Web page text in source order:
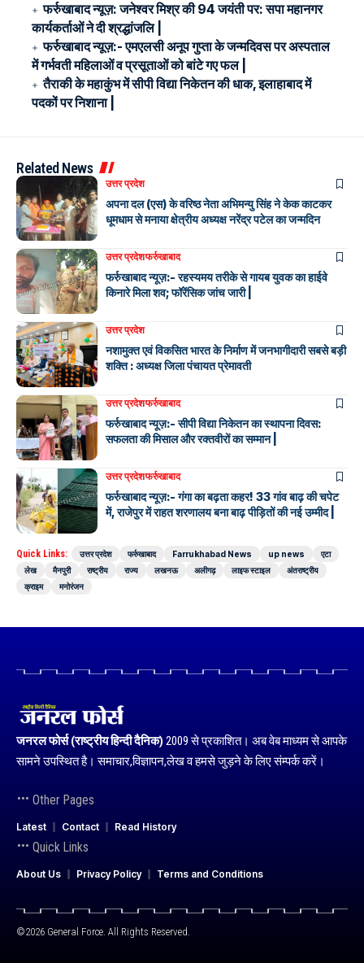
फर्रुखाबाद न्यूज़: जनेश्वर मिश्र की 94 जयंती पर: सपा महानगर
कार्यकर्ताओं ने दी श्रद्धांजलि |
फर्रुखाबाद न्यूज़:- एमएलसी अनूप गुप्ता के जन्मदिवस पर अस्पताल
में गर्भवती महिलाओं व प्रसूताओं को बांटे गए फल |
तैराकी के महाकुंभ में सीपी विद्या निकेतन की धाक, इलाहाबाद में
पदकों पर निशाना |
Related News
उत्तर प्रदेश
अपना दल (एस) के वरिष्ठ नेता अभिमन्यु सिंह ने केक काटकर
धूमधाम से मनाया क्षेत्रीय अध्यक्ष नरेंद्र पटेल का जन्मदिन
उत्तर प्रदेशफर्रुखाबाद
फर्रुखाबाद न्यूज़:- रहस्यमय तरीके से गायब युवक का हाईवे
किनारे मिला शव; फॉरेंसिक जांच जारी |
उत्तर प्रदेश
नशामुक्त एवं विकसित भारत के निर्माण में जनभागीदारी सबसे बड़ी
शक्ति : अध्यक्ष जिला पंचायत प्रेमावती
उत्तर प्रदेशफर्रुखाबाद
फर्रुखाबाद न्यूज़:- सीपी विद्या निकेतन का स्थापना दिवस:
सफलता की मिसाल और रक्तवीरों का सम्मान |
उत्तर प्रदेशफर्रुखाबाद
फर्रुखाबाद न्यूज़:- गंगा का बढ़ता कहर! 33 गांव बाढ़ की चपेट
में, राजेपुर में राहत शरणालय बना बाढ़ पीड़ितों की नई उम्मीद |
Quick Links: उत्तर प्रदेश फर्रुखाबाद Farrukhabad News up news
एटा
लेख
मैनपुरी राष्ट्रीय राज्य लखनऊ अलीगढ़ लाइफ स्टाइल
अंतराष्ट्रीय
क्राइम
मनोरंजन
जनरल फोर्स (राष्ट्रीय हिन्दी दैनिक) 2009 से प्रकाशित। अब वेब माध्यम से आपके
सामने उपस्थित है। समाचार,विज्ञापन,लेख व हमसे जुड़ने के लिए संम्पर्क करें।
Other Pages
Latest Contact Read History
Quick Links
About Us Privacy Policy Terms and Conditions
©2026 General Force. All Rights Reserved.